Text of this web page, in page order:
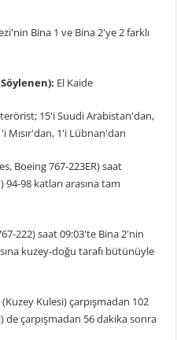
Bina 1 ve Bina 2'ye 2 farklı
El Kaide
15'i Suudi Arabistan'dan,
Mısır'dan, 1'i Lübnan'dan
Boeing 767-223ER) saat
98 katları arasına tam
222) saat 09:03'te Bina 2'nin
kuzey-doğu tarafı bütünüyle
(Kuzey Kulesi) çarpışmadan 102
de çarpışmadan 56 dakika sonra